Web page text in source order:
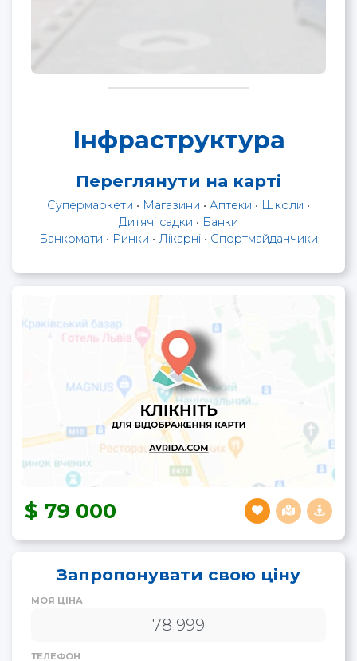
Інфраструктура
Переглянути на карті
Супермаркети • Магазини • Аптеки • Школи •
Дитячі садки • Банки
Банкомати • Ринки • Лікарні • Спортмайданчики
79 000
Запропонувати свою ціну
МОЯ ЦІНА
ТЕЛЕФОН